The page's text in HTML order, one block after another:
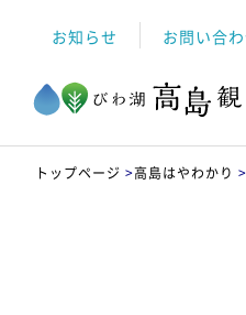
お知らせ お問い合
高
自然
トップページ >高島はやわかり >